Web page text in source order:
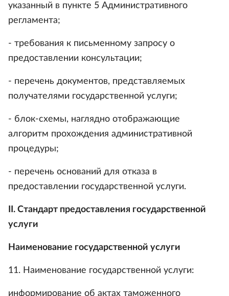
указанный в пункте 5 Административного
регламента;
- требования к письменному запросу о
предоставлении консультации;
- перечень документов, представляемых
получателями государственной услуги;
- блок-схемы, наглядно отображающие
алгоритм прохождения административной
процедуры;
- перечень оснований для отказа в
предоставлении государственной услуги.
II. Стандарт предоставления государственной
услуги
Наименование государственной услуги
11. Наименование государственной услуги:
информирование об актах таможенного